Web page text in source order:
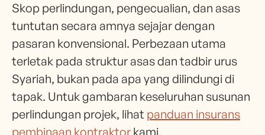
Skop perlindungan, pengecualian, dan asas
tuntutan secara amnya sejajar dengan
pasaran konvensional. Perbezaan utama
terletak pada struktur asas dan tadbir urus
Syariah, bukan pada apa yang dilindungi di
tapak. Untuk gambaran keseluruhan susunan
perlindungan projek, lihat panduan insurans
pembinaan kontraktor kami.